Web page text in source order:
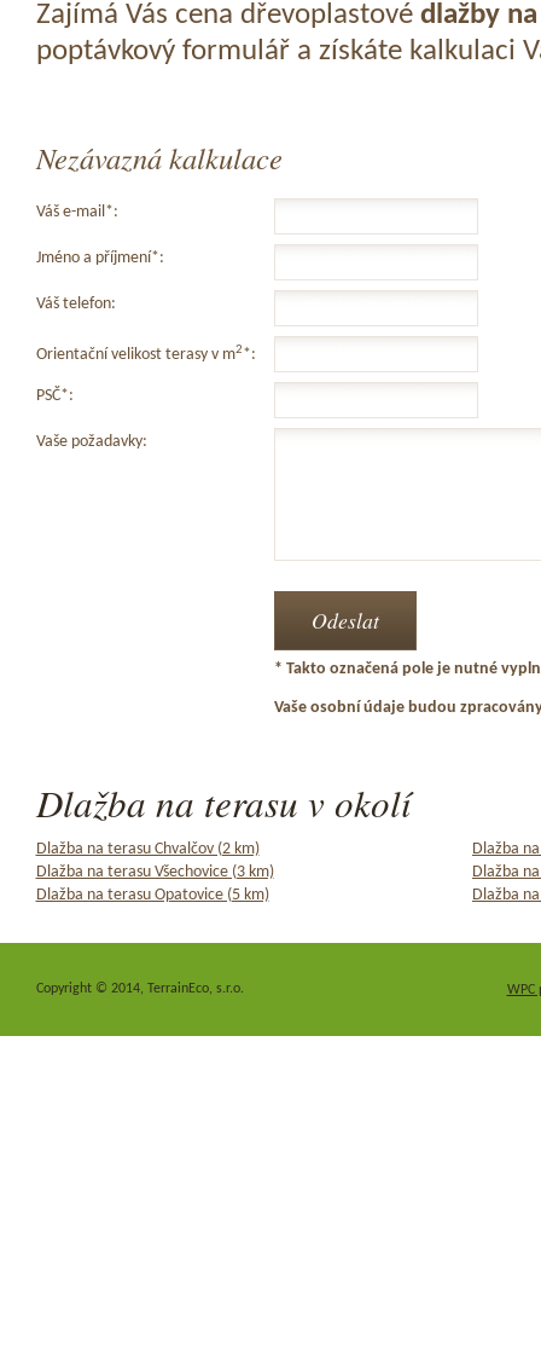
Zajímá Vás cena dřevoplastové dlažby
poptávkový formulář a získáte kalkulaci
Nezávazná kalkulace
Váš e-mail*:
Jméno a příjmení*:
Váš telefon:
Orientační velikost terasy v m2*:
PSČ*:
Vaše požadavky:
* Takto označená pole je nutné
Vaše osobní údaje budou
Dlažba na terasu v okolí
Dlažba na terasu Chvalčov (2 km)
Dlažba
Dlažba na terasu Všechovice (3 km)
Dlažba
Dlažba na terasu Opatovice (5 km)
Dlažba
WPC
Copyright © 2014, TerrainEco, s.r.o.